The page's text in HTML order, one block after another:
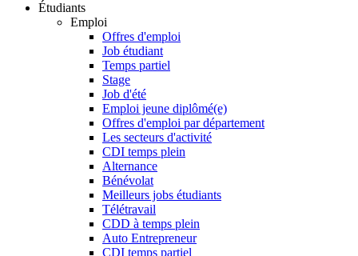
Étudiants
Emploi
Offres d'emploi
Job étudiant
Temps partiel
Stage
Job d'été
Emploi jeune diplômé(e)
Offres d'emploi par département
Les secteurs d'activité
CDI temps plein
Alternance
Bénévolat
Meilleurs jobs étudiants
Télétravail
CDD à temps plein
Auto Entrepreneur
CDI temps partiel